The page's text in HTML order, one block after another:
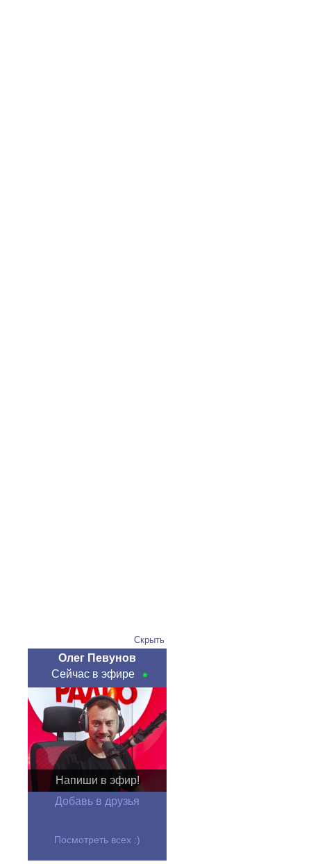
Скрыть
Олег Певунов
Сейчас в эфире
Напиши в эфир!
Добавь в друзья
Посмотреть всех :)